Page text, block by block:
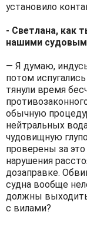
установило
- Светлана, как
нашими
— Я думаю,
потом
тянули время
обычную
нейтральных
чудовищную
проверены за
нарушения
дозаправке.
судна вообще
должны
с вилами?